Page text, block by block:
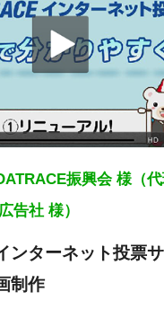
振興会 様（
告社 様）
ターネット投票サ
制作